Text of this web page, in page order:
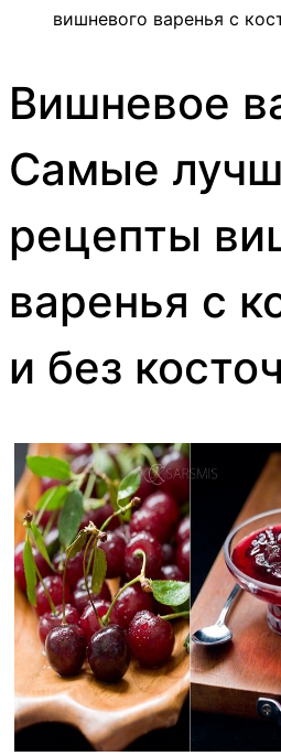
вишневого варенья с
Вишневое
Самые
рецепты
варенья с
и без